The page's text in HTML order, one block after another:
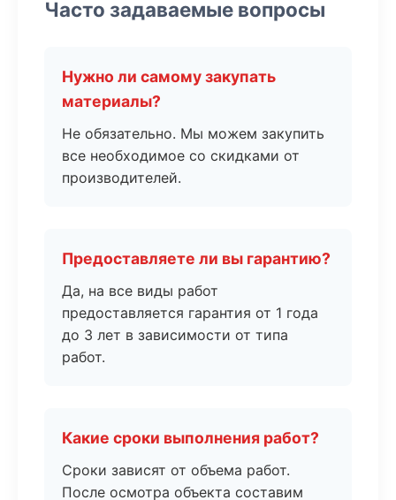
Часто задаваемые вопросы
Нужно ли самому закупать
материалы?
Не обязательно. Мы можем закупить
все необходимое со скидками от
производителей.
Предоставляете ли вы гарантию?
Да, на все виды работ
предоставляется гарантия от 1 года
до 3 лет в зависимости от типа
работ.
Какие сроки выполнения работ?
Сроки зависят от объема работ.
После осмотра объекта составим